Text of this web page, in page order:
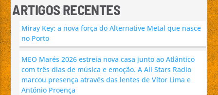
ARTIGOS RECENTES
Miray Key: a nova força do Alternative Metal que nasce
no Porto
MEO Marés 2026 estreia nova casa junto ao Atlântico
com três dias de música e emoção. A All Stars Radio
marcou presença através das lentes de Vítor Lima e
António Proença